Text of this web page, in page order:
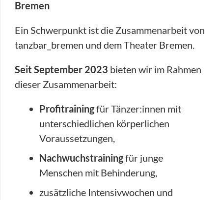
Bremen
Ein Schwerpunkt ist die Zusammenarbeit von
tanzbar_bremen und dem Theater Bremen.
Seit September 2023 bieten wir im Rahmen
dieser Zusammenarbeit:
Profitrainingfür Tänzer:innen mit
unterschiedlichen körperlichen
Voraussetzungen,
Nachwuchstrainingfür junge
Menschen mit Behinderung,
zusätzliche Intensivwochen und